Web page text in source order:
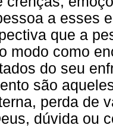
a esses
que a
modo como
do seu
são
perda de
dúvida ou